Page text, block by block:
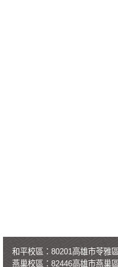
和平校區：80201高雄市苓雅
燕巢校區：82446高雄市燕巢